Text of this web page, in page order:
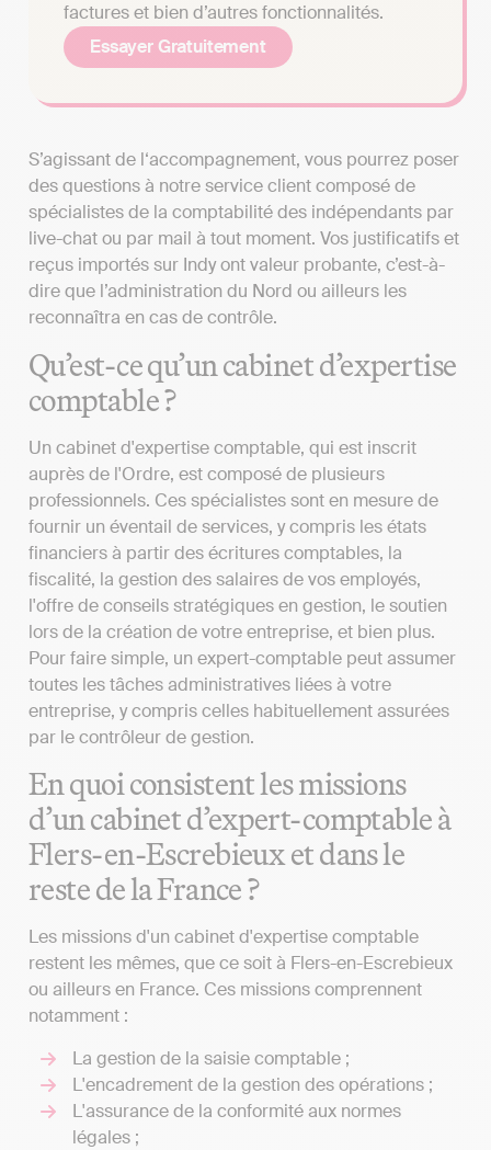
factures et bien d’autres fonctionnalités.
Essayer Gratuitement
S’agissant de l‘accompagnement, vous pourrez poser
des questions à notre service client composé de
spécialistes de la comptabilité des indépendants par
live-chat ou par mail à tout moment. Vos justificatifs et
reçus importés sur Indy ont valeur probante, c’est-à-
dire que l’administration du Nord ou ailleurs les
reconnaîtra en cas de contrôle.
Qu’est-ce qu’un cabinet d’expertise
comptable ?
Un cabinet d'expertise comptable, qui est inscrit
auprès de l'Ordre, est composé de plusieurs
professionnels. Ces spécialistes sont en mesure de
fournir un éventail de services, y compris les états
financiers à partir des écritures comptables, la
fiscalité, la gestion des salaires de vos employés,
l'offre de conseils stratégiques en gestion, le soutien
lors de la création de votre entreprise, et bien plus.
Pour faire simple, un expert-comptable peut assumer
toutes les tâches administratives liées à votre
entreprise, y compris celles habituellement assurées
par le contrôleur de gestion.
En quoi consistent les missions
d’un cabinet d’expert-comptable à
Flers-en-Escrebieux et dans le
reste de la France ?
Les missions d'un cabinet d'expertise comptable
restent les mêmes, que ce soit à Flers-en-Escrebieux
ou ailleurs en France. Ces missions comprennent
notamment :
La gestion de la saisie comptable ;
L'encadrement de la gestion des opérations ;
L'assurance de la conformité aux normes
légales ;